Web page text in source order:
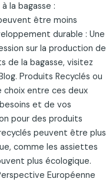
la bagasse :
être moins
durable : Une
sur la production de
de la bagasse, visitez
Produits Recyclés ou
choix entre ces deux
et de vos
pour des produits
peuvent être plus
comme les assiettes
plus écologique.
Européenne